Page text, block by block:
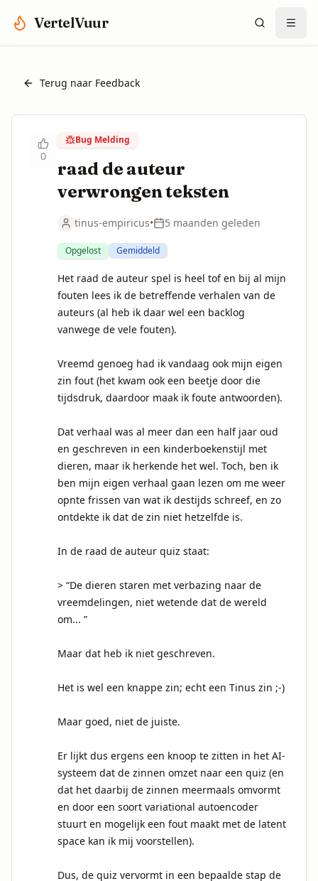
VertelVuur
Terug naar Feedback
0
Bug Melding
raad de auteur
verwrongen teksten
tinus-empiricus• 5 maanden geleden
Opgelost Gemiddeld
Het raad de auteur spel is heel tof en bij al mijn
fouten lees ik de betreffende verhalen van de
auteurs (al heb ik daar wel een backlog
vanwege de vele fouten).
Vreemd genoeg had ik vandaag ook mijn eigen
zin fout (het kwam ook een beetje door die
tijdsdruk, daardoor maak ik foute antwoorden).
Dat verhaal was al meer dan een half jaar oud
en geschreven in een kinderboekenstijl met
dieren, maar ik herkende het wel. Toch, ben ik
ben mijn eigen verhaal gaan lezen om me weer
opnte frissen van wat ik destijds schreef, en zo
ontdekte ik dat de zin niet hetzelfde is.
In de raad de auteur quiz staat:
> “De dieren staren met verbazing naar de
vreemdelingen, niet wetende dat de wereld
om... ”
Maar dat heb ik niet geschreven.
Het is wel een knappe zin; echt een Tinus zin ;-)
Maar goed, niet de juiste.
Er lijkt dus ergens een knoop te zitten in het AI-
systeem dat de zinnen omzet naar een quiz (en
dat het daarbij de zinnen meermaals omvormt
en door een soort variational autoencoder
stuurt en mogelijk een fout maakt met de latent
space kan ik mij voorstellen).
Dus, de quiz vervormt in een bepaalde stap de